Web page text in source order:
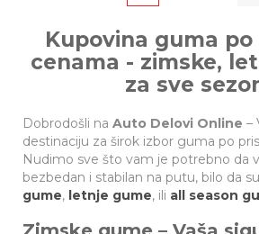
Kupovina guma
cenama - zimske,
za sve
Dobrodošli na Auto Delovi Online –
destinaciju za širok izbor guma po
Nudimo sve što vam je potrebno da
bezbedan i stabilan na putu, bilo da
gume, letnje gume, ili all season